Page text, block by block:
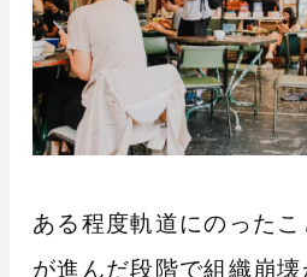
ある程度軌道にのった
が進んだ段階で組織崩